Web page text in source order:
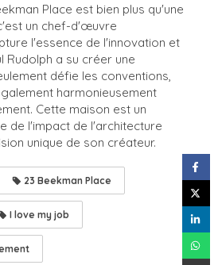
Place est bien plus qu'une
un chef-d'œuvre
l'essence de l'innovation et
Rudolph a su créer une
défie les conventions,
harmonieusement
Cette maison est un
de l'impact de l'architecture
unique de son créateur.
23 Beekman Place
I love my job